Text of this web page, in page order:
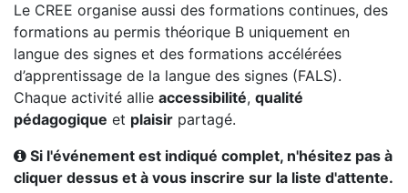
Le CREE organise aussi des formations continues, des
formations au permis théorique B uniquement en
langue des signes et des formations accélérées
d’apprentissage de la langue des signes (FALS).
Chaque activité allie accessibilité, qualité
pédagogique et plaisir partagé.
Si l'événement est indiqué complet, n'hésitez pas à
cliquer dessus et à vous inscrire sur la liste d'attente.